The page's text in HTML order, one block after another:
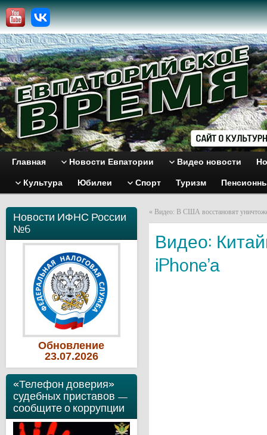
Главная Новости Евпатории Видео новости
Культура Юбилеи Спорт Туризм
Новости ИФНС России
№6
Обновление
23.07.2026
«Телефон доверия»
судебных приставов —
сообщите о коррупции
« Видео: В США восстановят
Видео:
iPhone’а